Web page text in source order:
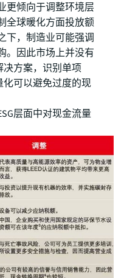
更倾向于调整环境层
全球暖化方面投放额
下，制造业可能强调
。因此市场上并没有
决方案，识别单项
化可以避免过度的现
层面中对现金流量